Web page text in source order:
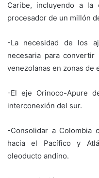
Caribe, incluyendo a la
procesador de un millón
-La necesidad de los
necesaria para
venezolanas en zonas de
-El eje Orinoco-Apure
interconexión del sur.
-Consolidar a Colombia
hacia el Pacífico y
oleoducto andino.